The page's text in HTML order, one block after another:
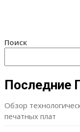
Поиск
Последние
Обзор
печатных плат